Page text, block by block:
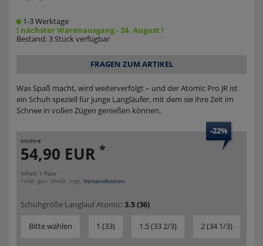
1-3 Werktage
! nächster Warenausgang - 24. August !
Bestand: 3 Stück verfügbar
FRAGEN ZUM ARTIKEL
Was Spaß macht, wird weiterverfolgt – und der Atomic Pro JR ist
ein Schuh speziell für junge Langläufer, mit dem sie ihre Zeit im
Schnee in vollen Zügen genießen können.
-22%
69,99 €
54,90 EUR *
Inhalt 1 Paar
*inkl. ges. MwSt. zzgl. Versandkosten
Schuhgröße Langlauf Atomic:3.5 (36)
Bitte wählen 1 (33) 1.5 (33 2/3) 2 (34 1/3)